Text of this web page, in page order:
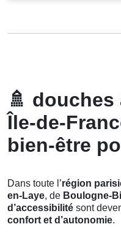
🚿 douches
Île-de-
bien-être
Dans toute l’région
en-Laye, de Boulogne-
d’accessibilité sont
confort et d’autonomie.